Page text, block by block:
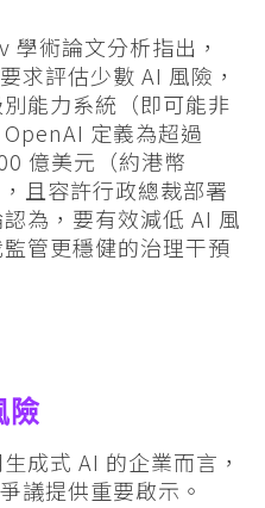
學術論文分析指出，
求評估少數 AI 風險，
能力系統（即可能非
定義為超過
億美元（約港幣
且容許行政總裁部署
為，要有效減低 AI 風
管更穩健的治理干預
險
成式 AI 的企業而言，
議提供重要啟示。